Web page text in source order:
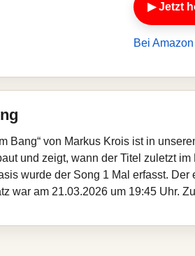
▶ Jetzt
Bei
Bang“ von Markus Krois ist in
und zeigt, wann der Titel zuletzt
wurde der Song 1 Mal erfasst.
war am 21.03.2026 um 19:45 Uhr.